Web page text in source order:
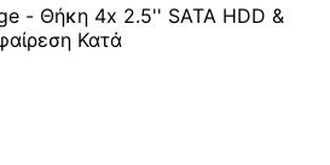
- Θήκη 4x 2.5'' SATA HDD &
Κατά